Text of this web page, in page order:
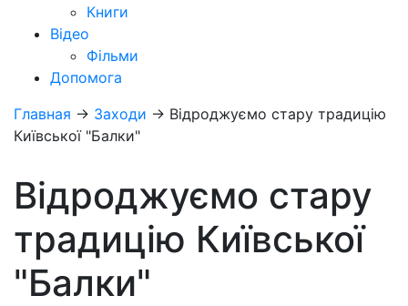
Книги
Відео
Фільми
Допомога
Главная → Заходи → Відроджуємо стару традицію
Київської "Балки"
Відроджуємо стару
традицію Київської
"Балки"